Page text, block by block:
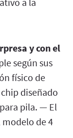
y con el
según sus
físico de
diseñado
pila. — El
modelo de 4